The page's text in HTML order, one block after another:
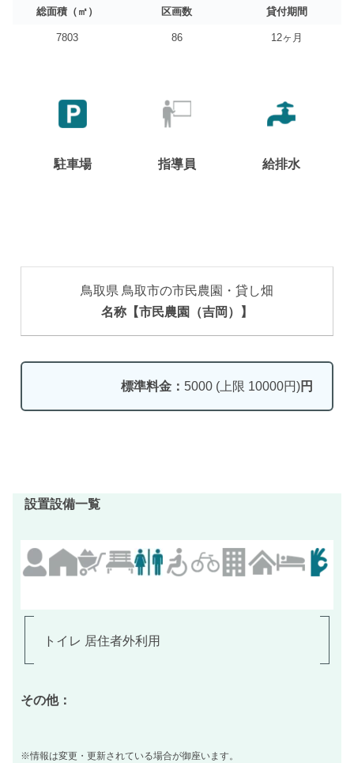
総面積（㎡） 区画数 貸付期間
7803 86 12ヶ月
駐車場 指導員 給排水
鳥取県 鳥取市の市民農園・貸し畑
名称【市民農園（吉岡）】
標準料金： 5000 (上限 10000円)円
設置設備一覧
トイレ 居住者外利用
その他：
※情報は変更・更新されている場合が御座います。